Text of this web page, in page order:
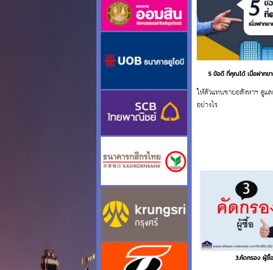
5 ข้อดี ที่คุณได้ เมื่อฝากข
ให้ตัวแทนขายอสังหาฯ ดูแ
อย่างไร
3.คัดกรอง ผู้ซื้อ